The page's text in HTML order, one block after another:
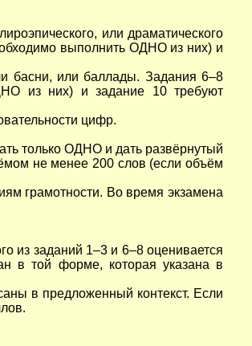
или драматического
выполнить ОДНО из них) и
басни, или баллады. Задания 6–8
из них) и задание 10 требуют
цифр.
только ОДНО и дать развёрнутый
не менее 200 слов (если объём
грамотности. Во время экзамена
из заданий 1–3 и 6–8 оценивается
в той форме, которая указана в
в предложенный контекст. Если